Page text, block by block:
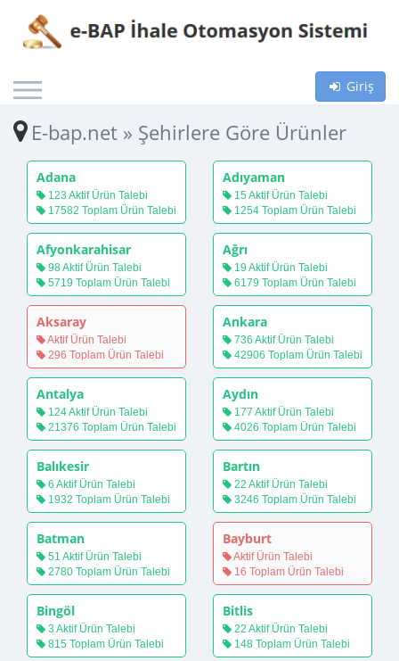
Giriş
E-bap.net » Şehirlere Göre Ürünler
Adana
123 Aktif Ürün Talebi
17582 Toplam Ürün Talebi
Adıyaman
15 Aktif Ürün Talebi
1254 Toplam Ürün Talebi
Afyonkarahisar
98 Aktif Ürün Talebi
5719 Toplam Ürün Talebi
Ağrı
19 Aktif Ürün Talebi
6179 Toplam Ürün Talebi
Aksaray
Aktif Ürün Talebi
296 Toplam Ürün Talebi
Ankara
736 Aktif Ürün Talebi
42906 Toplam Ürün Talebi
Antalya
124 Aktif Ürün Talebi
21376 Toplam Ürün Talebi
Aydın
177 Aktif Ürün Talebi
4026 Toplam Ürün Talebi
Balıkesir
6 Aktif Ürün Talebi
1932 Toplam Ürün Talebi
Bartın
22 Aktif Ürün Talebi
3246 Toplam Ürün Talebi
Batman
51 Aktif Ürün Talebi
2780 Toplam Ürün Talebi
Bayburt
Aktif Ürün Talebi
16 Toplam Ürün Talebi
Bingöl
3 Aktif Ürün Talebi
815 Toplam Ürün Talebi
Bitlis
22 Aktif Ürün Talebi
148 Toplam Ürün Talebi